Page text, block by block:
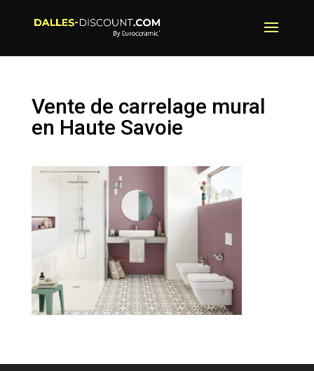
Vente de carrelage mural
en Haute Savoie